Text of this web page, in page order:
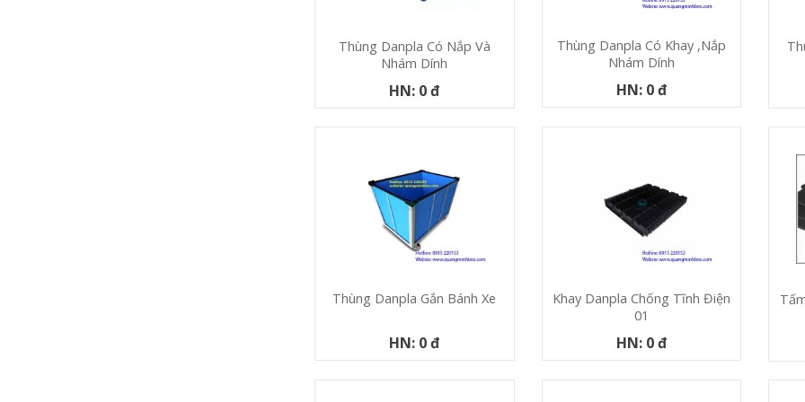
Thùng Danpla Có Nắp Và
Nhám Dính
HN: 0 đ
Thùng Danpla Có Khay ,nắp
Nhám Dính
HN: 0 đ
Thùng Danpla Gắn Bánh Xe
HN: 0 đ
Khay Danpla Chống Tĩnh Điện
01
HN: 0 đ